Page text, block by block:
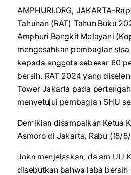
AMPHURI.ORG,
Tahunan (RAT) Tahun Buku
Amphuri Bangkit Melayani
mengesahkan pembagian
kepada anggota sebesar 60
bersih. RAT 2024 yang
Tower Jakarta pada
menyetujui pembagian SHU
Demikian disampaikan Ketua
Asmoro di Jakarta, Rabu (15/
Joko menjelaskan, dalam UU
disebutkan bahwa laba bersih